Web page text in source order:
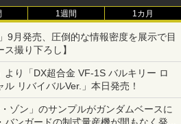
1週間 1カ月
9月発売、圧倒的な情報密度を展示で目
撮り下ろし】
より「DX超合金 VF-1S バルキリー ロ
リバイバルVer.」本日発売！
ゾン」のサンプルがガンダムベースに